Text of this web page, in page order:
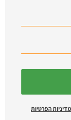
מדיניות הפרטיות